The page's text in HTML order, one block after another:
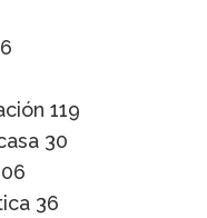
119
30
36